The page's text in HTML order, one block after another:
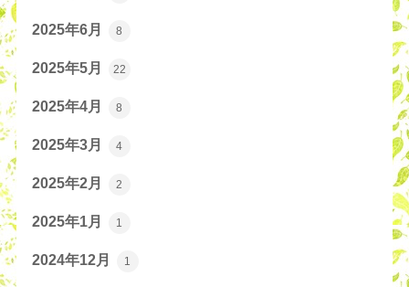
2025年6月 8
2025年5月 22
2025年4月 8
2025年3月 4
2025年2月 2
2025年1月 1
2024年12月 1